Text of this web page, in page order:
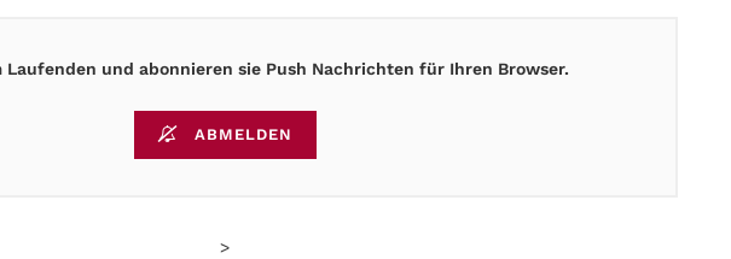
Laufenden und abonnieren sie Push Nachrichten für Ihren Browser.
ABMELDEN
>